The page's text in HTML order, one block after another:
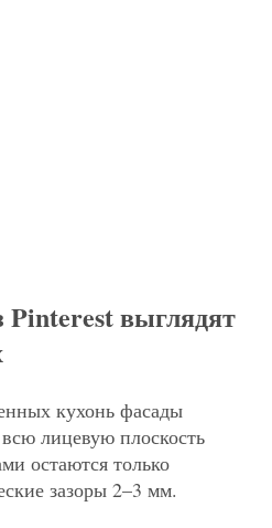
выглядят
кухонь фасады
лицевую плоскость
остаются только
зазоры 2–3 мм.